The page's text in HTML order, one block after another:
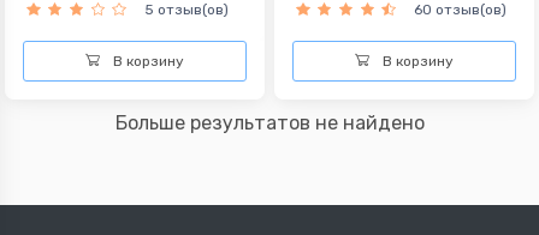
5 отзыв(ов)
В корзину
60 отзыв(ов)
В корзину
Больше результатов не найдено